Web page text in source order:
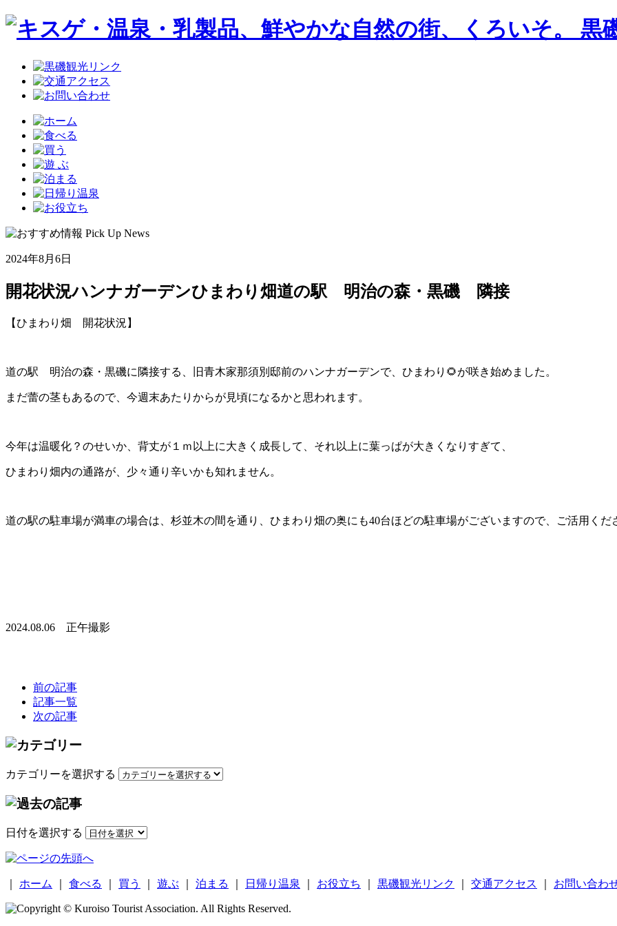
2024年8月6日
開花状況ハンナガーデンひまわり畑道の駅 明治の森・黒磯 隣接
【ひまわり畑 開花状況】
道の駅 明治の森・黒磯に隣接する、旧青木家那須別邸前のハンナガーデンで、ひまわり🌻が咲き始めました。
まだ蕾の茎もあるので、今週末あたりからが見頃になるかと思われます。
今年は温暖化？のせいか、背丈が１ｍ以上に大きく成長して、それ以上に葉っぱが大きくなりすぎて、
ひまわり畑内の通路が、少々通り辛いかも知れません。
道の駅の駐車場が満車の場合は、杉並木の間を通り、ひまわり畑の奥にも40台ほどの駐車場がございますので、ご活用くだ
2024.08.06 正午撮影
前の記事
記事一覧
次の記事
カテゴリーを選択する
日付を選択する
ホーム 食べる 買う 遊ぶ 泊まる 日帰り温泉 お役立ち 黒磯観光リンク 交通アクセス お問い合わ